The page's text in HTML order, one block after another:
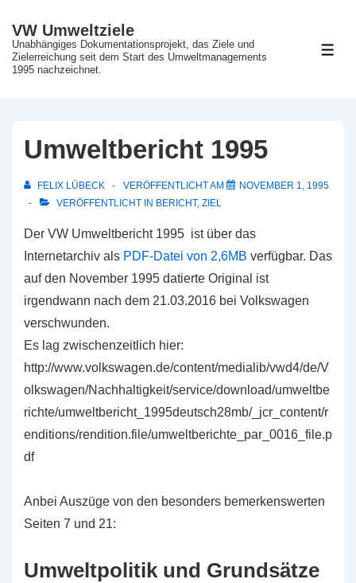
Zum
Inhalt
VW Umweltziele
Unabhängiges Dokumentationsprojekt, das Ziele und
Zielerreichung seit dem Start des Umweltmanagements
1995 nachzeichnet.
Umweltbericht 1995
FELIX LÜBECK VERÖFFENTLICHT AM
NOVEMBER 1, 1995
VERÖFFENTLICHT IN BERICHT, ZIEL
Der VW Umweltbericht 1995 ist über das
Internetarchiv als PDF-Datei von 2,6MB verfügbar. Das
auf den November 1995 datierte Original ist
irgendwann nach dem 21.03.2016 bei Volkswagen
verschwunden.
Es lag zwischenzeitlich hier:
http://www.volkswagen.de/content/medialib/vwd4/de/V
olkswagen/Nachhaltigkeit/service/download/umweltbe
richte/umweltbericht_1995deutsch28mb/_jcr_content/r
enditions/rendition.file/umweltberichte_par_0016_file.p
df
Anbei Auszüge von den besonders bemerkenswerten
Seiten 7 und 21:
Umweltpolitik und Grundsätze